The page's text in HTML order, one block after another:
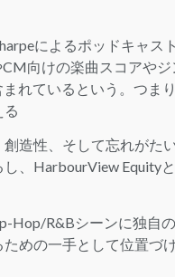
によるポッドキャ
向けの楽曲スコアや
れているという。つま
造性、そして忘れがた
し、HarbourView
Hop/R&Bシーンに独自
めの一手として位置づ